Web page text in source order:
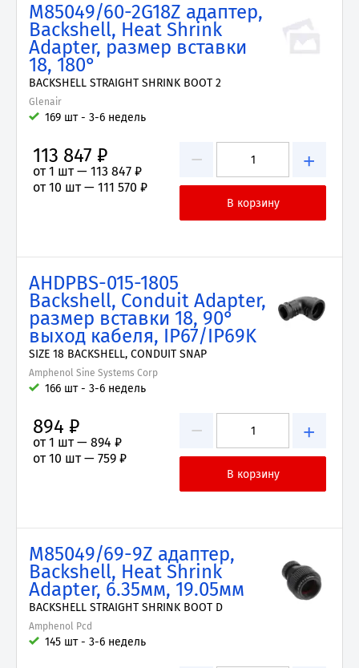
M85049/60-2G18Z адаптер,
Backshell, Heat Shrink
Adapter, размер вставки
18, 180°
BACKSHELL STRAIGHT SHRINK BOOT 2
Glenair
169 шт - 3-6 недель
− +
113 847 ₽
от 1 шт — 113 847 ₽
от 10 шт — 111 570 ₽
AHDPBS-015-1805
Backshell, Conduit Adapter,
размер вставки 18, 90°
выход кабеля, IP67/IP69K
SIZE 18 BACKSHELL, CONDUIT SNAP
Amphenol Sine Systems Corp
166 шт - 3-6 недель
− +
894 ₽
от 1 шт — 894 ₽
от 10 шт — 759 ₽
M85049/69-9Z адаптер,
Backshell, Heat Shrink
Adapter, 6.35мм, 19.05мм
BACKSHELL STRAIGHT SHRINK BOOT D
Amphenol Pcd
145 шт - 3-6 недель